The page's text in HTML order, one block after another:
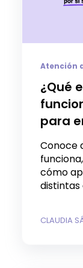
Atención
¿Qué
para
Conoce
cómo
distintas
CLAUDIA